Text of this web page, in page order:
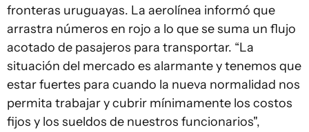
fronteras uruguayas. La aerolínea informó que
arrastra números en rojo a lo que se suma un flujo
acotado de pasajeros para transportar. “La
situación del mercado es alarmante y tenemos que
estar fuertes para cuando la nueva normalidad nos
permita trabajar y cubrir mínimamente los costos
fijos y los sueldos de nuestros funcionarios",